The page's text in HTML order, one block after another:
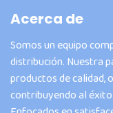
Acerca de
Somos un equipo
distribución. Nuestra
productos de calidad,
contribuyendo al